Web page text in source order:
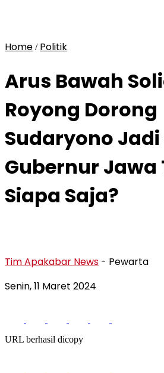
Home / Politik
Arus Bawah
Royong Dorong
Sudaryono
Gubernur Jawa
Siapa Saja?
Tim Apakabar News - Pewarta
Senin, 11 Maret 2024
URL berhasil dicopy